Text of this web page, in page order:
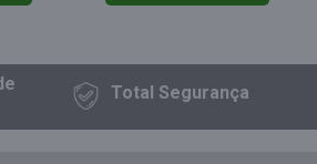
TotalSegurança